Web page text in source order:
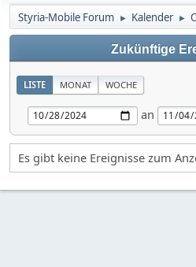
Styria-Mobile Forum ► Kalender ►
Zukünftige
LISTE MONAT WOCHE
an
Es gibt keine Ereignisse zum